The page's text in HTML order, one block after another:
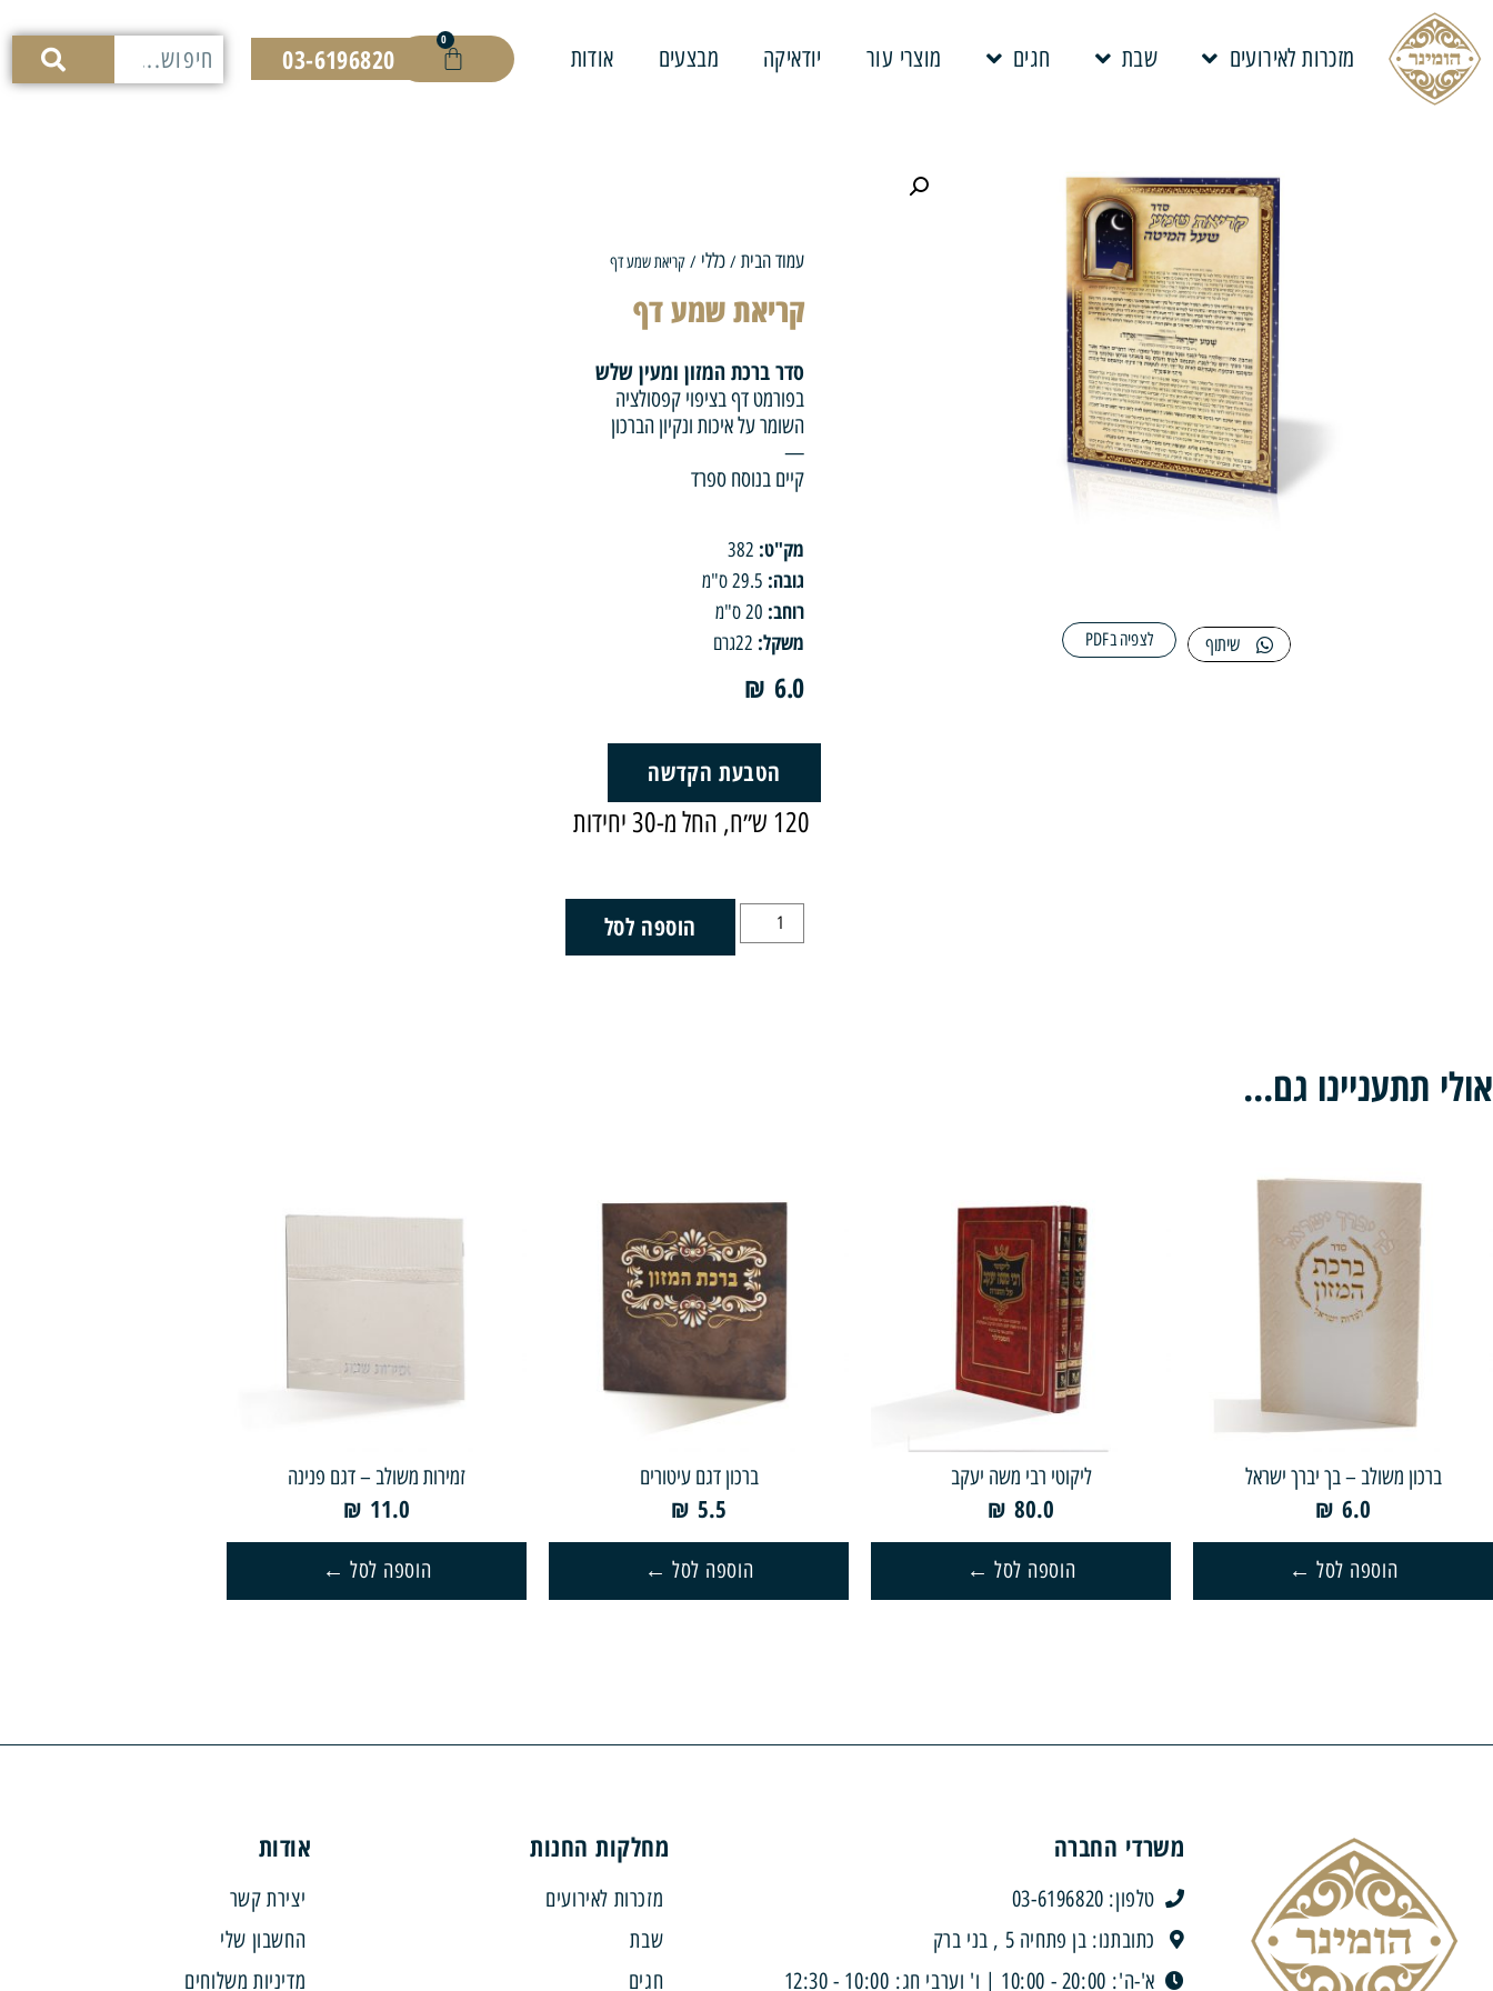
מזכרות לאירועים שבת חגים מוצרי עור יודאיקה מבצעים אודות
0
03-6196820
שיתוף לצפיה בPDF
עמוד הבית / כללי / קריאת שמע דף
קריאת שמע דף
סדר ברכת המזון ומעין שלש
בפורמט דף בציפוי קפסולציה
השומר על איכות ונקיון הברכון
—
קיים בנוסח ספרד
מק"ט: 382
גובה: 29.5 ס"מ
רוחב: 20 ס"מ
משקל: 22גרם
₪ 6.0
הטבעת הקדשה
120 ש״ח, החל מ-30 יחידות
הוספה לסל
אולי תתעניינו גם...
ברכון משולב – בך יברך ישראל
₪ 6.0
הוספה לסל
ליקוטי רבי משה יעקב
₪ 80.0
הוספה לסל
ברכון דגם עיטורים
₪ 5.5
הוספה לסל
זמירות משולב – דגם פנינה
₪ 11.0
הוספה לסל
משרדי החברה
טלפון: 03-6196820
כתובתנו: בן פתחיה 5 , בני ברק
א'-ה': 20:00 - 10:00 | ו' וערבי חג: 10:00 - 12:30
מחלקות החנות
מזכרות לאירועים
שבת
חגים
אודות
יצירת קשר
החשבון שלי
מדיניות משלוחים